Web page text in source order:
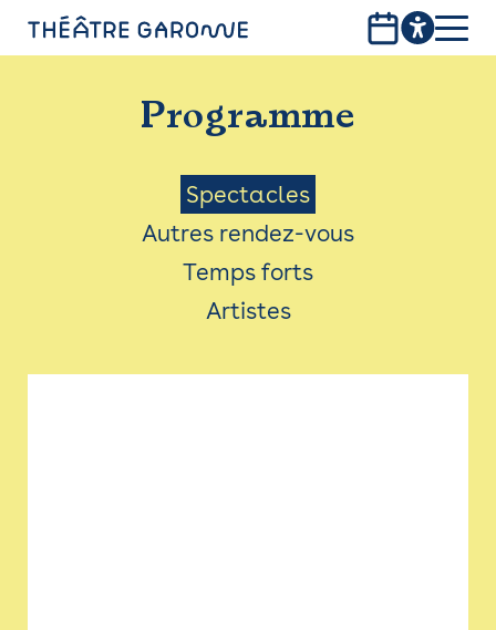
PROGRAMME
INFOS PRATIQUES
AVEC LES PUBLICS
ACCESSIBILITÉ
LES PRODUCTIONS
Programme
Menu
Saison
Spectacles
Autres rendez-vous
Temps forts
Artistes